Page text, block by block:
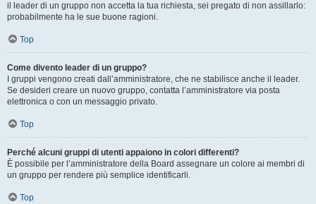
il leader di un gruppo non accetta la tua richiesta, sei pregato di non assillarlo:
probabilmente ha le sue buone ragioni.
Top
Come divento leader di un gruppo?
I gruppi vengono creati dall’amministratore, che ne stabilisce anche il leader.
Se desideri creare un nuovo gruppo, contatta l’amministratore via posta
elettronica o con un messaggio privato.
Top
Perché alcuni gruppi di utenti appaiono in colori differenti?
È possibile per l’amministratore della Board assegnare un colore ai membri di
un gruppo per rendere più semplice identificarli.
Top